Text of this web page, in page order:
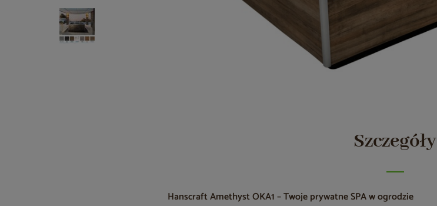
Szczegóły
Hanscraft Amethyst OKA1 – Twoje prywatne SPA w ogrodzie